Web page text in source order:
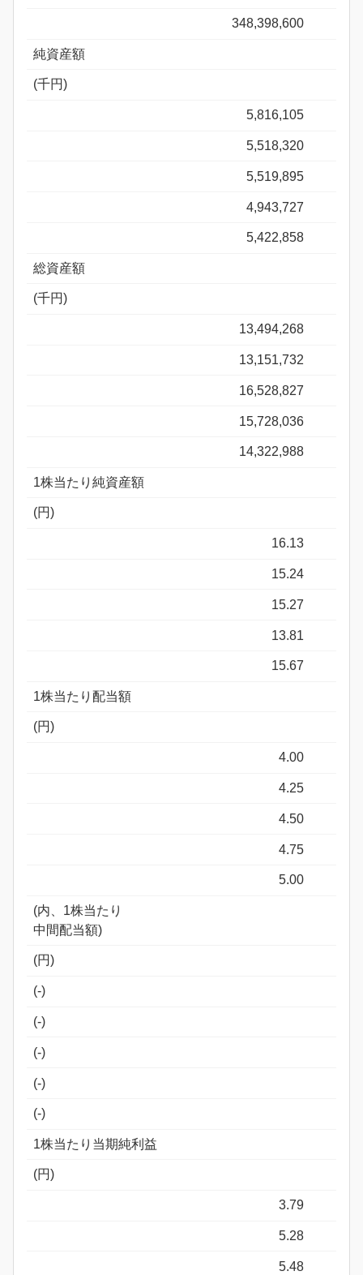
348,398,600
純資産額
(千円)
5,816,105
5,518,320
5,519,895
4,943,727
5,422,858
総資産額
(千円)
13,494,268
13,151,732
16,528,827
15,728,036
14,322,988
1株当たり純資産額
(円)
16.13
15.24
15.27
13.81
15.67
1株当たり配当額
(円)
4.00
4.25
4.50
4.75
5.00
(内、1株当たり
中間配当額)
(円)
(-)
(-)
(-)
(-)
(-)
1株当たり当期純利益
(円)
3.79
5.28
5.48